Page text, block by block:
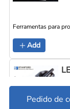
Ferramentas para
Add
Pedido de